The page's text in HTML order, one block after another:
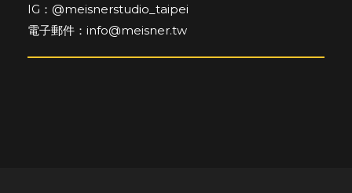
IG：@meisnerstudio_taipei
電子郵件：info@meisner.tw